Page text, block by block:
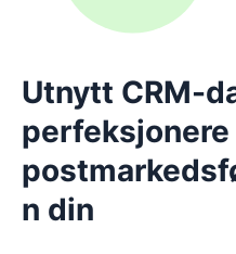
Utnytt CRM-
n din